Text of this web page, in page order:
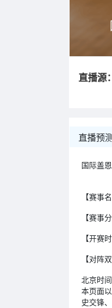
直播源：
直播预
国际盖
【赛事
【赛事
【开赛
【对阵
北京时
本页面
史交锋